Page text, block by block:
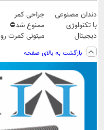
دندان مصنوعی
با تکنولوژی
دیجیتال
سوئیسی🇨🇭
جراحی کمر
ممنوع شد⛔
میتونی کمرت رو
کنی! 👈🏻
پرسش‌نامه
بازگشت به بالای صفحه